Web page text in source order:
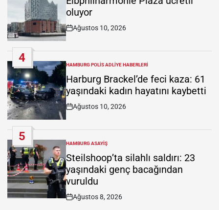
oluyor
Post
Date
Ağustos 10, 2026
4
POSTED
IN
HAMBURG POLIS ADLIYE HABERLERI
Harburg Brackel’de feci kaza: 61
yaşındaki kadın hayatını kaybetti
Post
Date
Ağustos 10, 2026
5
POSTED
IN
HAMBURG ASAYIŞ
Steilshoop’ta silahlı saldırı: 23
yaşındaki genç bacağından
vuruldu
Post
Ağustos 8, 2026